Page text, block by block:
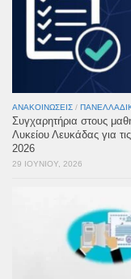
ΑΝΑΚΟΙΝΏΣΕΙΣ /
Συγχαρητήρια στους
Λυκείου Λευκάδας για
2026
29 ΙΟΥΝΊΟΥ, 2026